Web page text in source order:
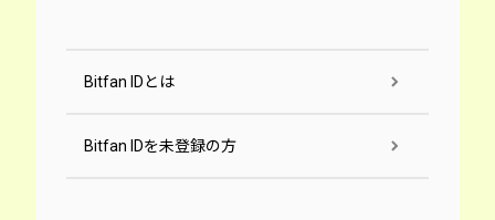
Bitfan IDとは
Bitfan IDを未登録の方